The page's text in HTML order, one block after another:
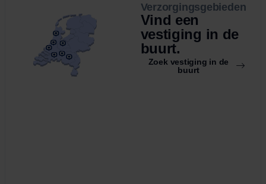
Verzorgingsgebieden
Vind een
vestiging in de
buurt.
Zoek vestiging in de
buurt